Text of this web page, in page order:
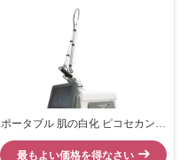
ポータブル 肌の白化 ピコセカンド
タトゥー除去 Nd Yag レーザーマ
シン
最もよい価格を得なさい